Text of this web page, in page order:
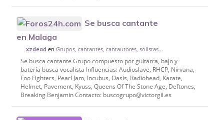
Se busca cantante
en Malaga
xzdead enGrupos, cantantes, cantautores, solistas...
Se busca cantante Grupo compuesto por guitarra, bajo y
batería busca vocalista Influencias: Audioslave, RHCP, Nirvana,
Foo Fighters, Pearl Jam, Incubus, Oasis, Radiohead, Karate,
Helmet, Pavement, Kyuss, Queens Of The Stone Age, Deftones,
Breaking Benjamin Contacto: buscogrupo@victorgil.es